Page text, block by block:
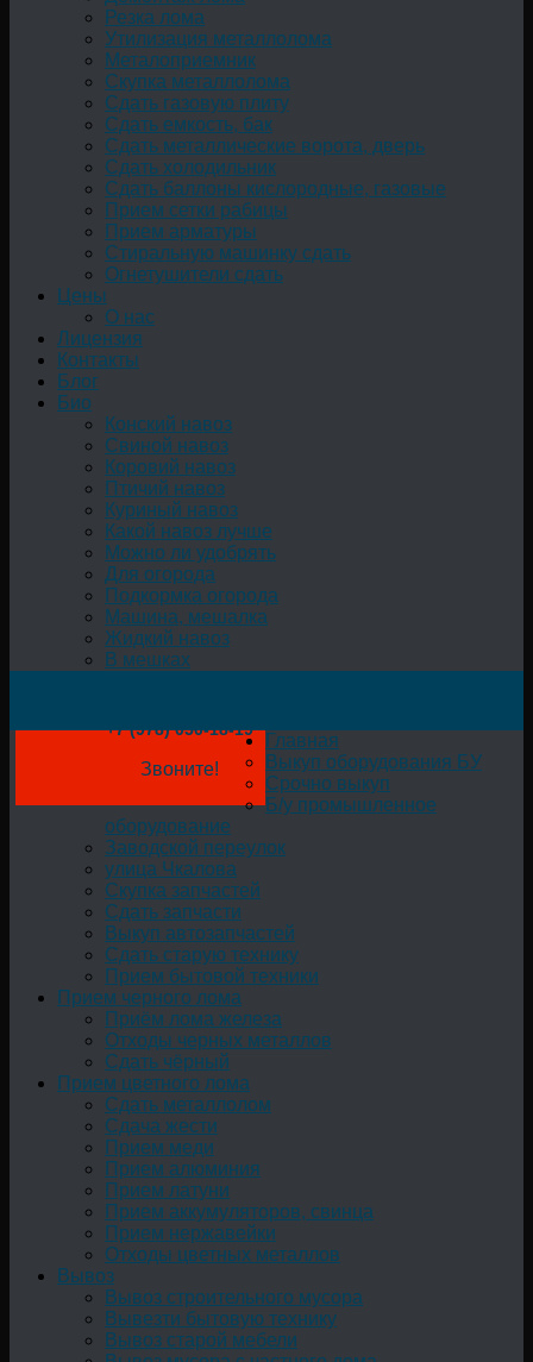
Резка лома
Утилизация металлолома
Металоприемник
Скупка металлолома
Сдать газовую плиту
Сдать емкость, бак
Cдать металлические ворота, дверь
Сдать холодильник
Сдать баллоны кислородные, газовые
Прием сетки рабицы
Прием арматуры
Стиральную машинку сдать
Огнетушители сдать
Цены
О нас
Лицензия
Контакты
Блог
Био
Конский навоз
Свиной навоз
Коровий навоз
Птичий навоз
Куриный навоз
Какой навоз лучше
Можно ли удобрять
Для огорода
Подкормка огорода
Машина, мешалка
Жидкий навоз
В мешках
+7 (978) 050-18-19
Звоните!
Главная
Выкуп оборудования БУ
Срочно выкуп
Б/у промышленное
оборудование
Заводской переулок
улица Чкалова
Скупка запчастей
Сдать запчасти
Выкуп автозапчастей
Сдать старую технику
Прием бытовой техники
Прием черного лома
Приём лома железа
Отходы черных металлов
Сдать чёрный
Прием цветного лома
Сдать металлолом
Сдача жести
Прием меди
Прием алюминия
Прием латуни
Прием аккумуляторов, свинца
Прием нержавейки
Отходы цветных металлов
Вывоз
Вывоз строительного мусора
Вывезти бытовую технику
Вывоз старой мебели